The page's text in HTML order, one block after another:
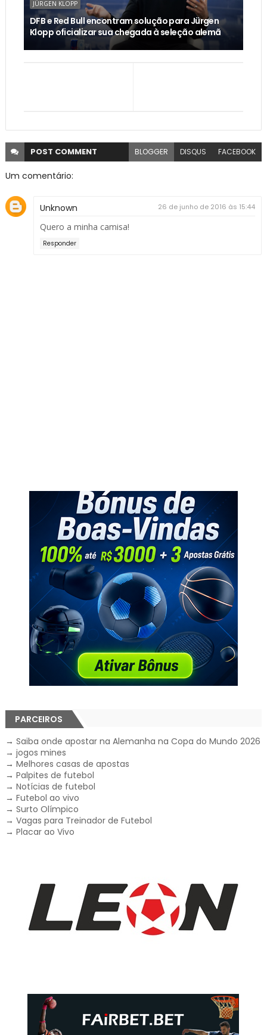
JÜRGEN KLOPP
DFB e Red Bull encontram solução para Jürgen
Klopp oficializar sua chegada à seleção alemã
POST COMMENT BLOGGER DISQUS FACEBOOK
Um comentário:
Unknown 26 de junho de 2016 às 15:44
Quero a minha camisa!
Responder
PARCEIROS
→ Saiba onde apostar na Alemanha na Copa do Mundo 2026
→ jogos mines
→ Melhores casas de apostas
→ Palpites de futebol
→ Notícias de futebol
→ Futebol ao vivo
→ Surto Olímpico
→ Vagas para Treinador de Futebol
→ Placar ao Vivo